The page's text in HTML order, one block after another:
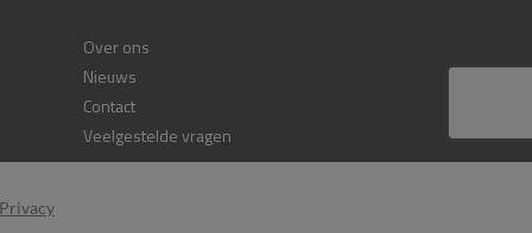
Over ons
Nieuws
Contact
Veelgestelde vragen
Privacy